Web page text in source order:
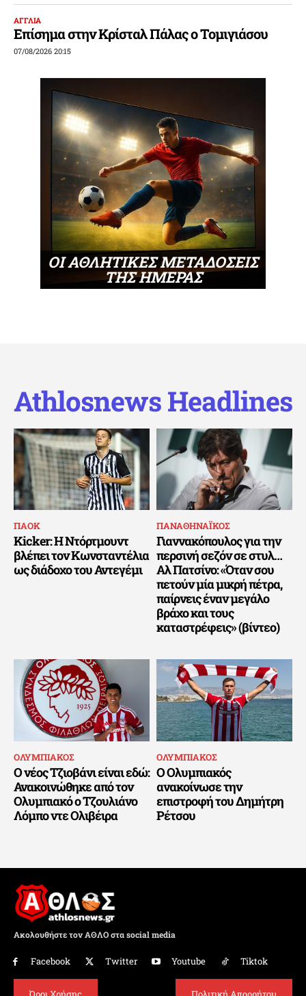
ΑΓΓΛΙΑ
Επίσημα στην Κρίσταλ Πάλας ο Τομιγιάσου
07/08/2026 20:15
ΟΙ ΑΘΛΗΤΙΚΕΣ ΜΕΤΑΔΟΣΕΙΣ
ΤΗΣ ΗΜΕΡΑΣ
Athlosnews Headlines
ΠΑΟΚ
Kicker: Η Ντόρτμουντ
βλέπει τον Κωνσταντέλια
ως διάδοχο του Αντεγέμι
ΠΑΝΑΘΗΝΑΪΚΟΣ
Γιαννακόπουλος για την
περσινή σεζόν σε στυλ…
Αλ Πατσίνο: «Όταν σου
πετούν μία μικρή πέτρα,
παίρνεις έναν μεγάλο
βράχο και τους
καταστρέφεις» (βίντεο)
ΟΛΥΜΠΙΑΚΟΣ
Ο νέος Τζιοβάνι είναι εδώ:
Ανακοινώθηκε από τον
Ολυμπιακό ο Τζουλιάνο
Λόμπο ντε Ολιβέιρα
ΟΛΥΜΠΙΑΚΟΣ
Ο Ολυμπιακός
ανακοίνωσε την
επιστροφή του Δημήτρη
Ρέτσου
Ακολουθήστε τον ΑΘΛΟ στα social media
Facebook Twitter Youtube Tiktok